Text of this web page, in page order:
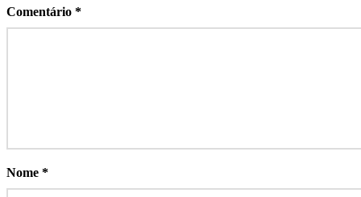
Comentário *
Nome *